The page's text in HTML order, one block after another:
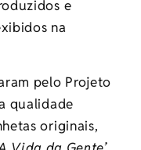
e
na
pelo Projeto
qualidade
originais,